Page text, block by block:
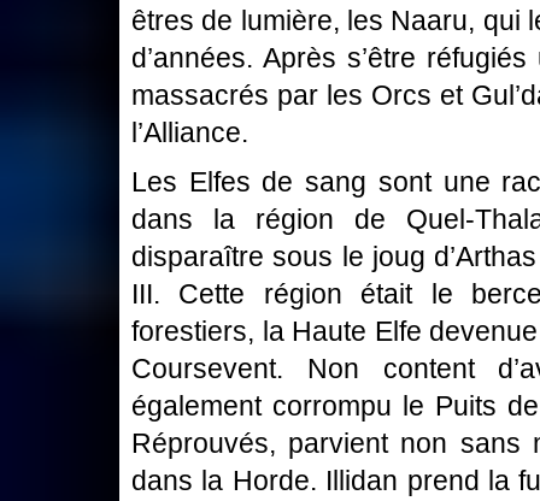
êtres de lumière, les Naaru, qui
d’années. Après s’être
massacrés par les Orcs et
l’Alliance.
Les Elfes de sang sont une
dans la région de Quel-
disparaître sous le joug
III. Cette région était le
forestiers, la Haute Elfe
Coursevent. Non content
également corrompu le Puits
Réprouvés, parvient non
dans la Horde. Illidan prend la